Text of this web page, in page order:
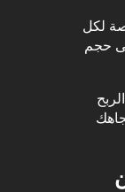
لكل
حجم